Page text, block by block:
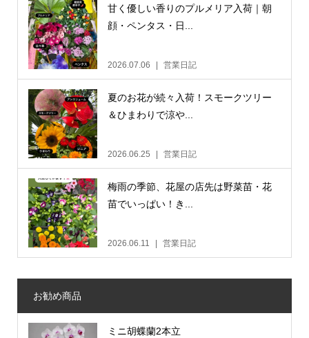
甘く優しい香りのプルメリア入荷｜朝
顔・ペンタス・日...
2026.07.06 営業日記
夏のお花が続々入荷！スモークツリー
＆ひまわりで涼や...
2026.06.25 営業日記
梅雨の季節、花屋の店先は野菜苗・花
苗でいっぱい！き...
2026.06.11 営業日記
お勧め商品
ミニ胡蝶蘭2本立